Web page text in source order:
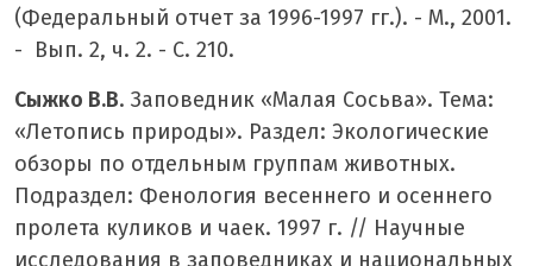
(Федеральный отчет за 1996-1997 гг.). - М., 2001.
- Вып. 2, ч. 2. - С. 210.
Сыжко В.В. Заповедник «Малая Сосьва». Тема:
«Летопись природы». Раздел: Экологические
обзоры по отдельным группам животных.
Подраздел: Фенология весеннего и осеннего
пролета куликов и чаек. 1997 г. // Научные
исследования в заповедниках и национальных